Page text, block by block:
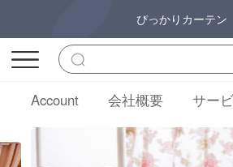
ぴっかりカーテン
Account 会社概要 サー